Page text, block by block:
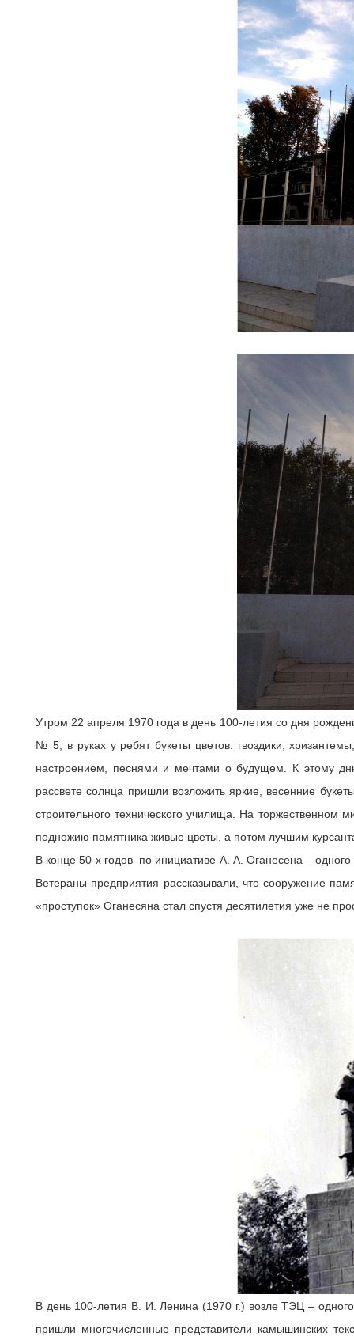
Утром 22 апреля 1970 года в день 100-летия со дня
№ 5, в руках у ребят букеты цветов: гвоздики,
настроением, песнями и мечтами о будущем. К этому
рассвете солнца пришли возложить яркие, весенние
строительного технического училища. На торжественном
подножию памятника живые цветы, а потом лучшим
В конце 50-х годов по инициативе А. А. Оганесена –
Ветераны предприятия рассказывали, что сооружение
«проступок» Оганесяна стал спустя десятилетия уже не
В день 100-летия В. И. Ленина (1970 г.) возле ТЭЦ –
пришли многочисленные представители камышинских